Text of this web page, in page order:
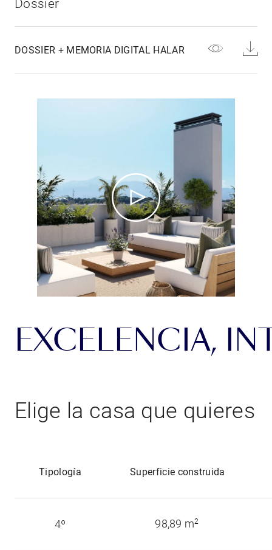
Dossier
DOSSIER + MEMORIA DIGITAL HALAR
EXCELENCIA,
Elige la casa que quieres
Tipología Superficie construida
4º 98,89 m2